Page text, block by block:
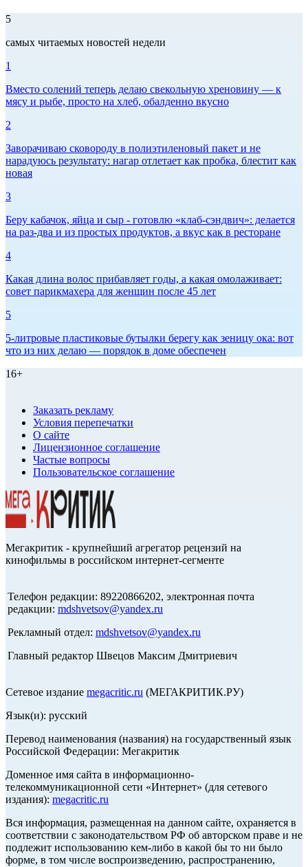
5
самых читаемых новостей недели
1
Вместо солений теперь делаю свекольную хреновину — к
мясу и рыбе, просто на хлеб, обалденно вкусно
2
Заворачиваю сковороду в полиэтиленовый пакет и не
нарадуюсь результату: нагар отлетает как пробка, блестит как
новая
3
Беру кабачок, яйца и сыр - готовлю «клаб-сэндвич»: делается
на раз-два и из простых продуктов, а вкус как в ресторане
4
Какая длина волос прибавляет годы, а какая омолаживает:
совет парикмахера для женщин после 45 лет
5
5-литровые пластиковые бутылки берегу как зеницу ока: вот
что из них делаю — порядок в доме обеспечен
16+
Заказать рекламу
Условия перепечатки
О сайте
Лицензионное соглашение
Частые вопросы
Пользовательское соглашение
Мегакритик - крупнейший агрегатор рецензий на
кинофильмы в российском интернет-сегменте
Телефон редакции: 89220866202, электронная почта
редакции: mdshvetsov@yandex.ru
Рекламный отдел: mdshvetsov@yandex.ru
Главный редактор Швецов Максим Дмитриевич
Сетевое издание megacritic.ru (МЕГАКРИТИК.РУ)
Язык(и): русский
Перевод наименования (названия) на государственный язык
Российской Федерации: Мегакритик
Доменное имя сайта в информационно-
телекоммуникационной сети «Интернет» (для сетевого
издания): megacritic.ru
Вся информация, размещенная на данном сайте, охраняется в
соответствии с законодательством РФ об авторском праве и не
подлежит использованию кем-либо в какой бы то ни было
форме, в том числе воспроизведению, распространению,